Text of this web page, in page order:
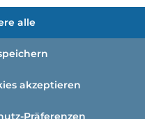
Schwerpunkt
alle
akzeptieren
Präferenzen